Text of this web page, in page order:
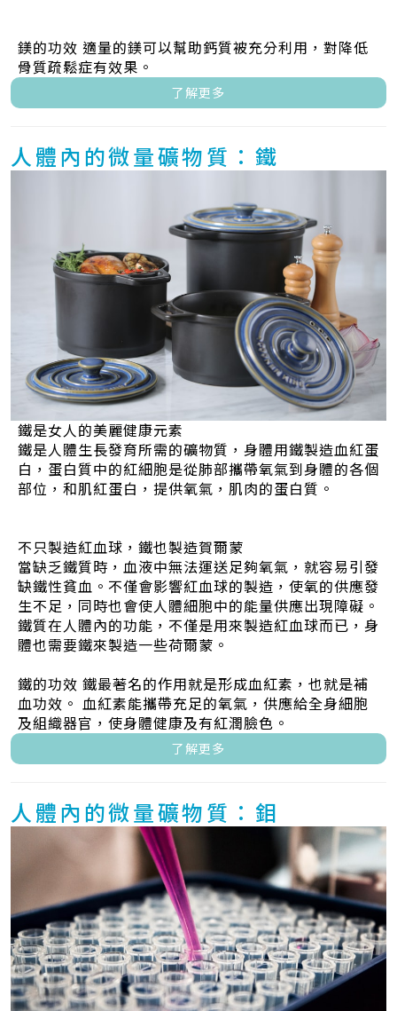
鎂的功效 適量的鎂可以幫助鈣質被充分利用，對降低
骨質疏鬆症有效果。
了解更多
人體內的微量礦物質：鐵
鐵是女人的美麗健康元素
鐵是人體生長發育所需的礦物質，身體用鐵製造血紅蛋
白，蛋白質中的紅細胞是從肺部攜帶氧氣到身體的各個
部位，和肌紅蛋白，提供氧氣，肌肉的蛋白質。
不只製造紅血球，鐵也製造賀爾蒙
當缺乏鐵質時，血液中無法運送足夠氧氣，就容易引發
缺鐵性貧血。不僅會影響紅血球的製造，使氧的供應發
生不足，同時也會使人體細胞中的能量供應出現障礙。
鐵質在人體內的功能，不僅是用來製造紅血球而已，身
體也需要鐵來製造一些荷爾蒙。
鐵的功效 鐵最著名的作用就是形成血紅素，也就是補
血功效。 血紅素能攜帶充足的氧氣，供應給全身細胞
及組織器官，使身體健康及有紅潤臉色。
了解更多
人體內的微量礦物質：鉬